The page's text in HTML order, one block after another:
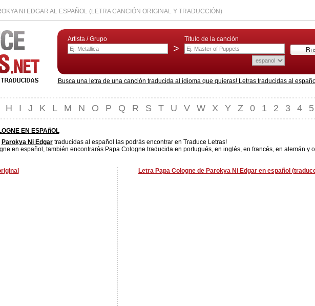
NI EDGAR AL ESPAÑOL (LETRA CANCIÓN ORIGINAL Y TRADUCCIÓN)
Artista / Grupo
>
Título de la canción
Busca una letra de una canción traducida al idioma que quieras! Letras traducidas al
H I J K L M N O P Q R S T U V W X Y Z 0 1 2 3 4 5
EN ESPAñOL
Parokya Ni Edgartraducidas al español las podrás encontrar en Traduce Letras!
en español, también encontrarás Papa Cologne traducida en portugués, en inglés, en francés, en alemán y
Letra Papa Cologne de Parokya Ni Edgar en español